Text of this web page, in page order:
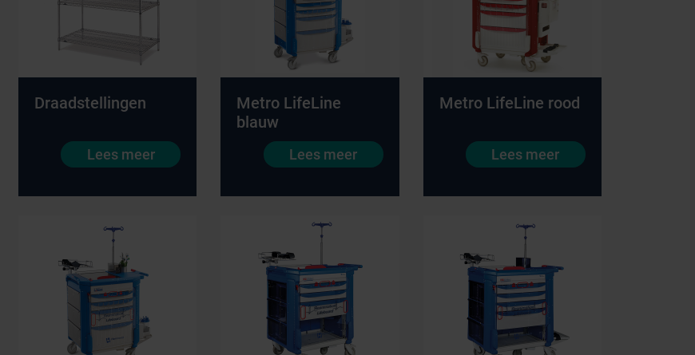
Draadstellingen
Lees meer
Metro LifeLine
blauw
Lees meer
Metro LifeLine rood
Lees meer